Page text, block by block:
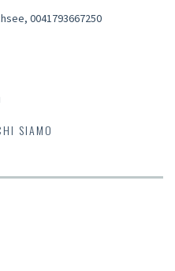
, 0041793667250
SIAMO